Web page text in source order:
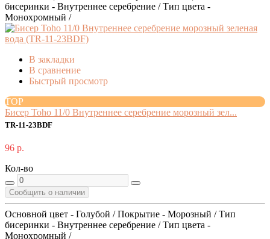
бисеринки - Внутреннее серебрение / Тип цвета -
Монохромный /
В закладки
В сравнение
Быстрый просмотр
TOP
Бисер Toho 11/0 Внутреннее серебрение морозный зел...
TR-11-23BDF
96 р.
Кол-во
Сообщить о наличии
Основной цвет - Голубой / Покрытие - Морозный / Тип
бисеринки - Внутреннее серебрение / Тип цвета -
Монохромный /